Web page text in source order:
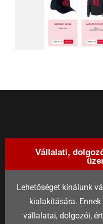
Vállalati,
Lehetőséget kínálunk
kialakítására.
vállalatai, dolgozói,